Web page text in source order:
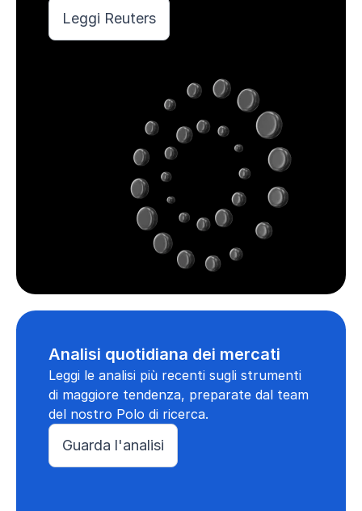
Leggi Reuters
Analisi quotidiana dei mercati
Leggi le analisi più recenti sugli strumenti
di maggiore tendenza, preparate dal team
del nostro Polo di ricerca.
Guarda l'analisi